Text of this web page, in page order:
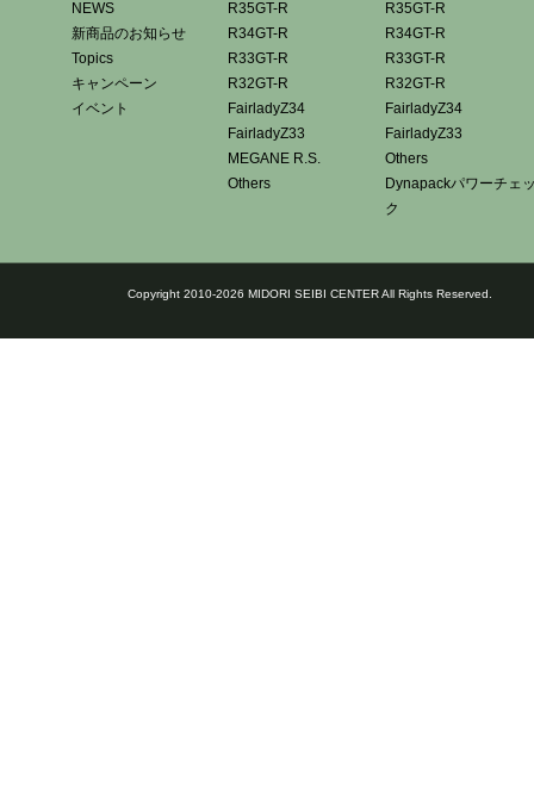
NEWS
新商品のお知らせ
Topics
キャンペーン
イベント
R35GT-R
R34GT-R
R33GT-R
R32GT-R
FairladyZ34
FairladyZ33
MEGANE R.S.
Others
R35GT-R
R34GT-R
R33GT-R
R32GT-R
FairladyZ34
FairladyZ33
Others
Dynapackパワーチェ
ク
Copyright 2010-2026 MIDORI SEIBI CENTER All Rights Reserved.